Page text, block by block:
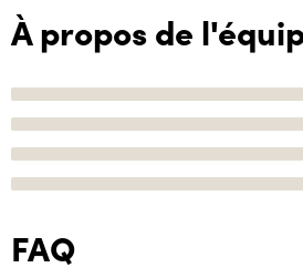
À propos de
FAQ